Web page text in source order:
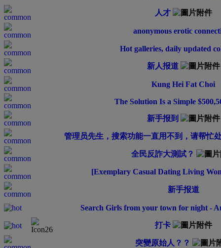
人才
anonymous erotic
Hot galleries, daily updated
新人报道
Kung Hei Fat Choi
The Solution Is a Simple
新手报到
管理员先生，搜索功能一直用不到，请帮忙
全民反詐大測試？
[Exemplary Сasual Dating Living
新手报道
Search Girls from your town for night -
打卡
突變原始人？？